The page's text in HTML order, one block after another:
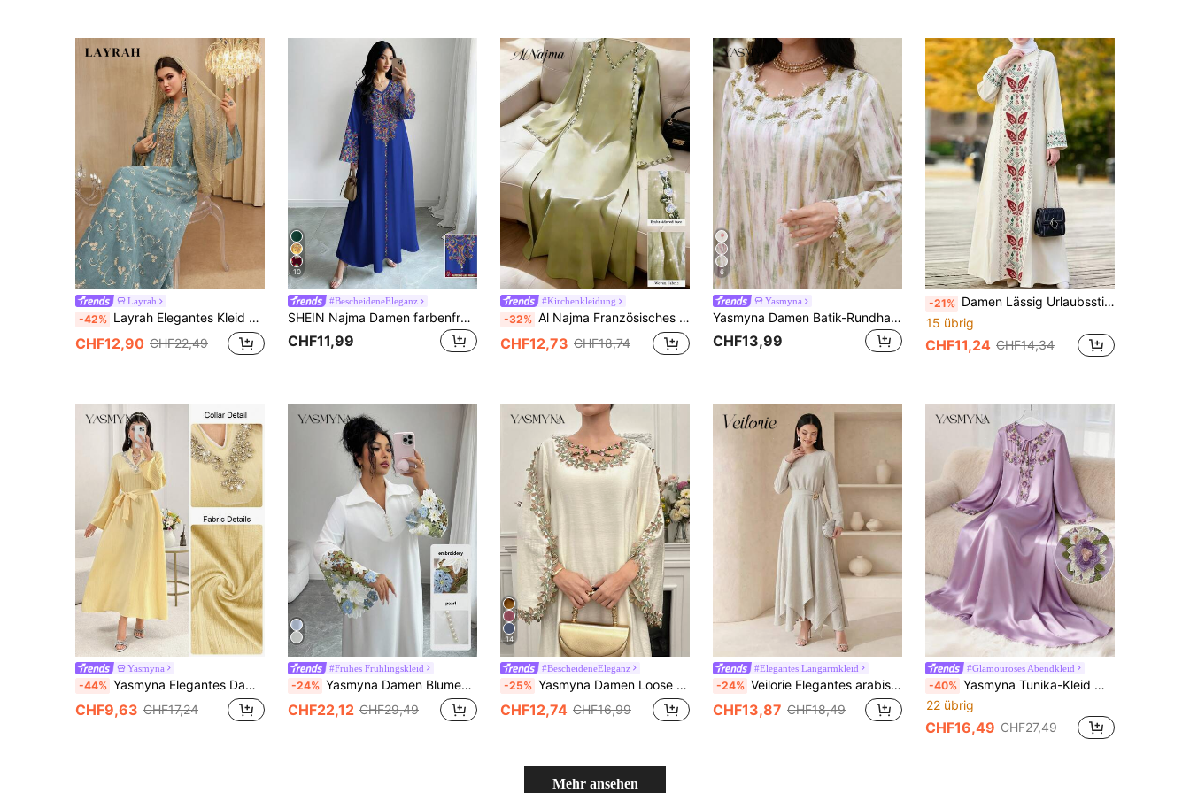
Layrah
-42% Layrah Elegantes Kleid mit Blumenstickerei und Glockenärmeln, Frühling/Sommer
CHF12,90 CHF22,49
10
#BescheideneEleganz
SHEIN Najma Damen farbenfroher Ranken-Muster Digital-Muster blaues V-Ausschnitt Langarm elegantes arabisches Maxikleid, Frühling/Herbst
CHF11,99
#Kirchenkleidung
-32% Al Najma Französisches grünes, locker sitzendes Kleid mit aufwendiger Stickerei und Spitzenbesatz, langen Ärmeln, Cut-Out
CHF12,73 CHF18,74
6
Yasmyna
Yasmyna Damen Batik-Rundhals-Langarmkleid im arabischen Stil mit Applikationenverzierung
CHF13,99
-21% Damen Lässig Urlaubsstil Pflanzen Geometrisches Muster Langarm Locker Arabisch Traditionell Langhemd Herbst
15 übrig
CHF11,24 CHF14,34
Yasmyna
-44% Yasmyna Elegantes Damenkleid mit bestickten Perlen, Strass und taillierter Taille, Langarm, modisch und anmutig
CHF9,63 CHF17,24
#Frühes Frühlingskleid
-24% Yasmyna Damen Blumen Spitze Patchwork Langarm Elegantes Arabisches Kleid
CHF22,12 CHF29,49
14
#BescheideneEleganz
-25% Yasmyna Damen Loose Langarm Kleid im arabischen Stil mit Applikationen und Kreuz-Design
CHF12,74 CHF16,99
#Elegantes Langarmkleid
-24% Veilorie Elegantes arabisches Kleid für Damen Einfarbig mit asymmetrischem Saum
CHF13,87 CHF18,49
#Glamouröses Abendkleid
-40% Yasmyna Tunika-Kleid mit Blume Muster und Schleifen-Kragen
22 übrig
CHF16,49 CHF27,49
Mehr ansehen